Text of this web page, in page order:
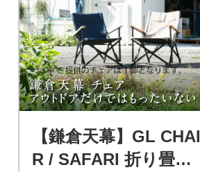
【鎌倉天幕】GL CHAI
R / SAFARI 折り畳み